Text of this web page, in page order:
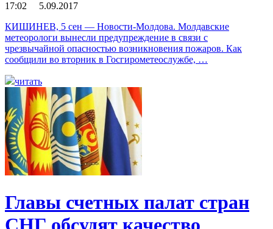
17:02 5.09.2017
КИШИНЕВ, 5 сен — Новости-Молдова. Молдавские
метеорологи вынесли предупреждение в связи с
чрезвычайной опасностью возникновения пожаров. Как
сообщили во вторник в Госгирометеослужбе, …
читать
Главы счетных палат стран